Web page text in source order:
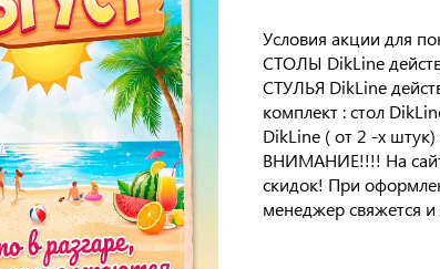
Условия акции для
СТОЛЫ DikLine
СТУЛЬЯ DikLine
комплект : стол
DikLine ( от 2 -х
ВНИМАНИЕ!!!! На
скидок! При
менеджер свяжется